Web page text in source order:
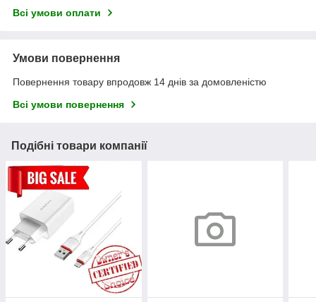
Всі умови оплати
Умови повернення
Повернення товару впродовж 14 днів за домовленістю
Всі умови повернення
Подібні товари компанії